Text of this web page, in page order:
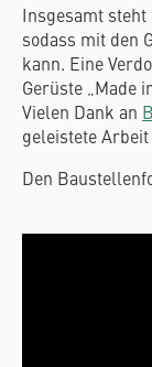
Insgesamt steht
sodass mit den
kann. Eine
Gerüste „Made
Vielen Dank an
geleistete
Den